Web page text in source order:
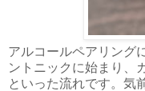
アルコールペアリング
ントニックに始まり、
といった流れです。気